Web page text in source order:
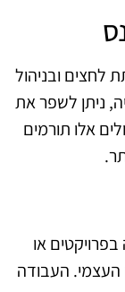
לחצים ובניהול
ניתן לשפר את
אלו תורמים
או
העצמי. העבודה